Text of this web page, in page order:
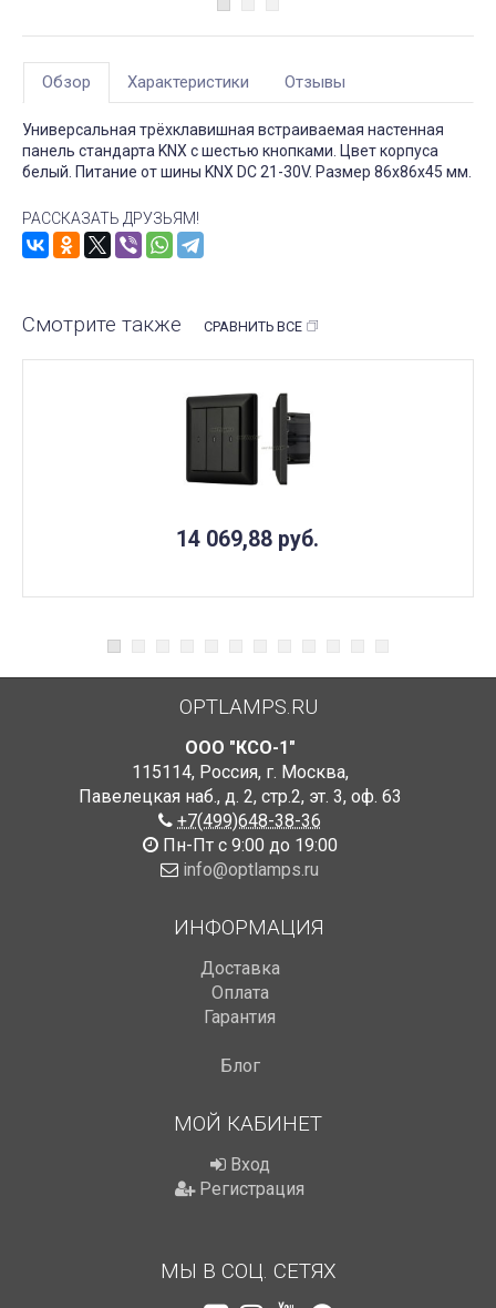
Обзор Характеристики Отзывы
Универсальная трёхклавишная встраиваемая настенная
панель стандарта KNX с шестью кнопками. Цвет корпуса
белый. Питание от шины KNX DC 21-30V. Размер 86х86х45 мм.
РАССКАЗАТЬ ДРУЗЬЯМ!
Смотрите также СРАВНИТЬ ВСЕ
14 069,88 руб.
OPTLAMPS.RU
ООО "КСО-1"
115114, Россия, г. Москва,
Павелецкая наб., д. 2, стр.2, эт. 3, оф. 63
+7(499)648-38-36
Пн-Пт с 9:00 до 19:00
info@optlamps.ru
ИНФОРМАЦИЯ
Доставка
Оплата
Гарантия
Блог
МОЙ КАБИНЕТ
Вход
Регистрация
МЫ В СОЦ. СЕТЯХ